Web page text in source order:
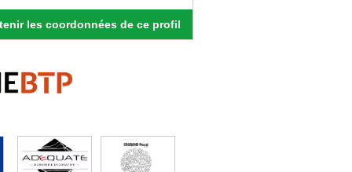
les coordonnées de ce profil